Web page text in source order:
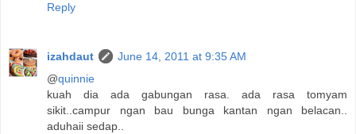
Reply
izahdaut
June 14, 2011 at 9:35 AM
@quinnie
kuah dia ada gabungan rasa. ada rasa tomyam
sikit..campur ngan bau bunga kantan ngan belacan..
aduhaii sedap..